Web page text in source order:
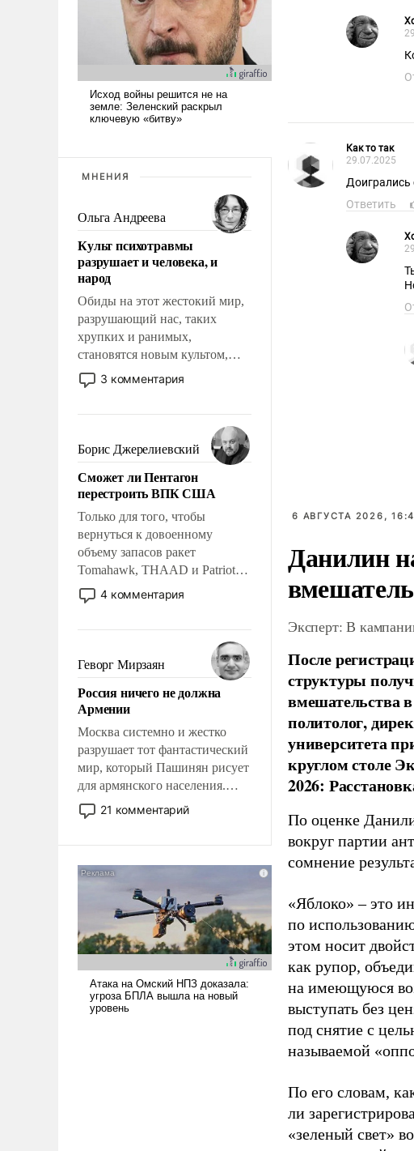
МНЕНИЯ
Ольга Андреева
Культ психотравмы
разрушает и человека, и
народ
Обиды на этот жестокий мир,
разрушающий нас, таких
хрупких и ранимых,
становятся новым культом,
постепенно вытесняя и
отменяя традиционное
мужественным и твердым под
ударами судьбы, брать на себя
ответственность, помогать
слабым, идти вперед и
адаптироваться.
3 комментария
Борис Джерелиевский
Сможет ли Пентагон
перестроить ВПК США
Только для того, чтобы
вернуться к довоенному
объему запасов ракет
Tomahawk, THAAD и Patriot
США потребуется более трех
лет. Даже небольшая война с
Сложившаяся ситуация
означает многолетний период
уязвимости США, например,
перед Китаем.
4 комментария
Геворг Мирзаян
Россия ничего не должна
Армении
Москва системно и жестко
разрушает тот фантастический
мир, который Пашинян рисует
для армянского населения.
Мир, где политические
прожекты будут безусловно
налогоплательщиков и где
Еревану за свои поступки не
нужно отвечать.
21 комментарий
Как то так
29.07.2025
Доигрались
Ответить
6 АВГУСТА 2026,
Данилин
Эксперт: В
После
структуры
вмешательства
политолог,
университета
круглом столе
2026:
По оценке
вокруг партии
сомнение
«Яблоко» – это
по
этом носит
как рупор,
на имеющуюся
выступать без
под снятие с
называемой
По его словам,
ли
«зеленый свет»